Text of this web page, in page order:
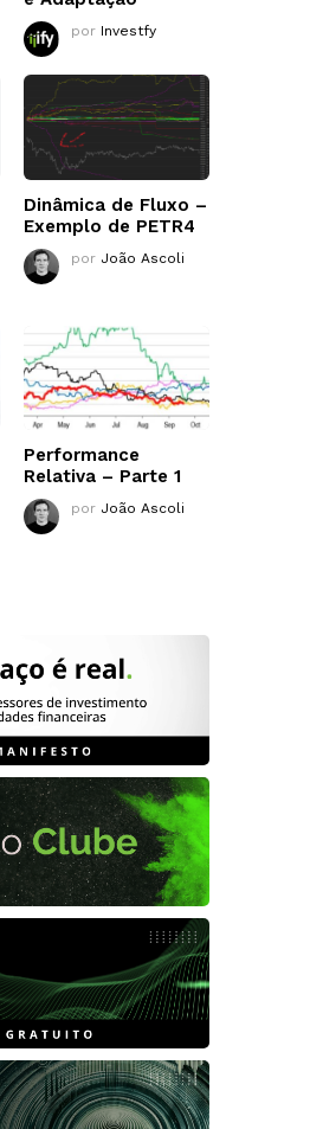
por Investfy
Dinâmica de Fluxo –
Exemplo de PETR4
por João Ascoli
Performance
Relativa – Parte 1
por João Ascoli